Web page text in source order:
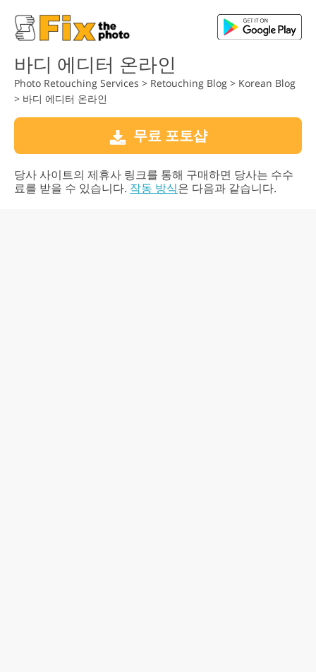
바디 에디터 온라인
Photo Retouching Services > Retouching Blog > Korean Blog
> 바디 에디터 온라인
무료 포토샵
당사 사이트의 제휴사 링크를 통해 구매하면 당사는 수수
료를 받을 수 있습니다. 작동 방식은 다음과 같습니다.